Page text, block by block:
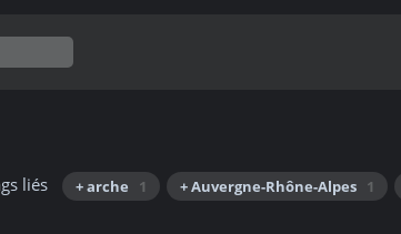
liés + arche 1 + Auvergne-Rhône-Alpes 1